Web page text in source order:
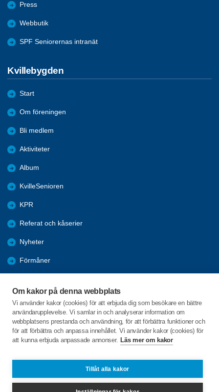
Om kakor på denna webbplats
Vi använder kakor (cookies) för att erbjuda dig som besökare en bättre
användarupplevelse. Vi samlar in och analyserar information om
webbplatsens prestanda och användning, för att förbättra funktioner och
för att förbättra och anpassa innehållet. Vi använder kakor (cookies) för
att kunna erbjuda anpassade annonser. Läs mer om kakor
Tillåt alla kakor
Press
Webbutik
SPF Seniorernas intranät
Kvillebygden
Start
Om föreningen
Bli medlem
Aktiviteter
Album
KvilleSenioren
KPR
Referat och kåserier
Nyheter
Förmåner
Tanums kommun
Valet 2026
C/o:Inga-Lill Sörgard